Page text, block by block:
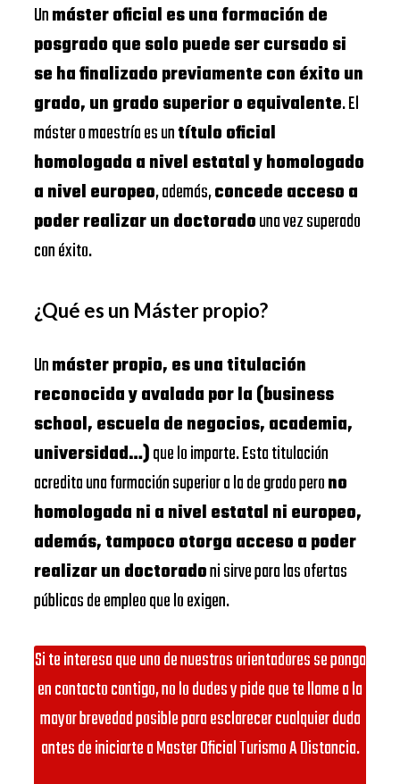
Unmáster oficial es una formación de
posgrado que solo puede ser cursado si
se ha finalizado previamente con éxito un
grado, un grado superior o equivalente. El
máster o maestría es untítulo oficial
homologada a nivel estatal y homologado
a nivel europeo, además,concede acceso a
poder realizar un doctoradouna vez superado
con éxito.
¿Qué es un Máster propio?
Unmáster propio, es una titulación
reconocida y avalada por la (business
school, escuela de negocios, academia,
universidad…)que lo imparte. Esta titulación
acredita una formación superior a la de grado perono
homologada ni a nivel estatal ni europeo,
además, tampoco otorga acceso a poder
realizar un doctoradoni sirve para las ofertas
públicas de empleo que lo exigen.
Si te interesa que uno de nuestros orientadores se ponga
en contacto contigo, no lo dudes y pide que te llame a la
mayor brevedad posible para esclarecer cualquier duda
antes de iniciarte a Master Oficial Turismo A Distancia.